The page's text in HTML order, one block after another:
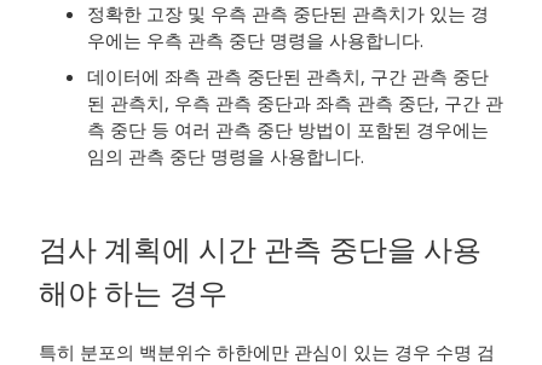
정확한 고장 및 우측 관측 중단된 관측치가 있는 경
우에는 우측 관측 중단 명령을 사용합니다.
데이터에 좌측 관측 중단된 관측치, 구간 관측 중단
된 관측치, 우측 관측 중단과 좌측 관측 중단, 구간 관
측 중단 등 여러 관측 중단 방법이 포함된 경우에는
임의 관측 중단 명령을 사용합니다.
검사 계획에 시간 관측 중단을 사용
해야 하는 경우
특히 분포의 백분위수 하한에만 관심이 있는 경우 수명 검